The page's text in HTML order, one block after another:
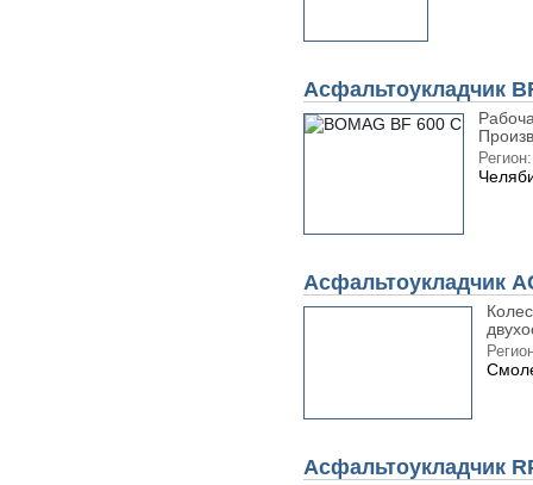
Асфальтоукладчик
Регион:
Асфальтоукладчик
Асфальтоукладчик